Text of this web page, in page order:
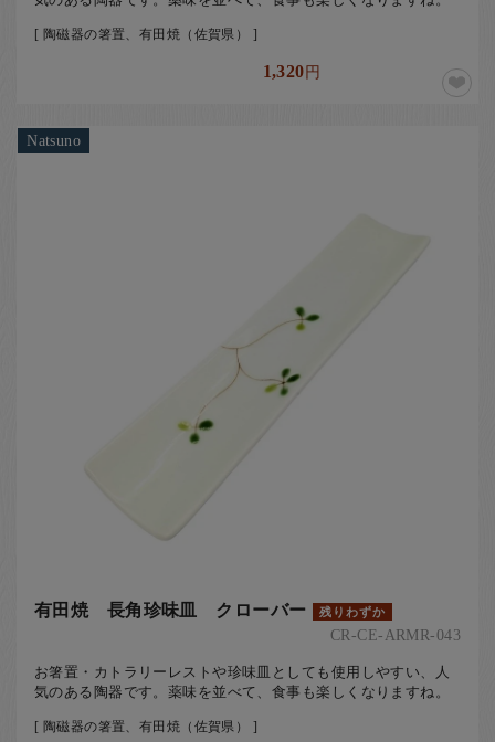
[ 陶磁器の箸置、有田焼（佐賀県） ]
1,320円
Natsuno
有田焼 長角珍味皿 クローバー 残りわずか
CR-CE-ARMR-043
お箸置・カトラリーレストや珍味皿としても使用しやすい、人
気のある陶器です。薬味を並べて、食事も楽しくなりますね。
[ 陶磁器の箸置、有田焼（佐賀県） ]